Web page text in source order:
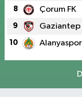
8 Çorum FK
9 Gaziantep
10 Alanyaspor